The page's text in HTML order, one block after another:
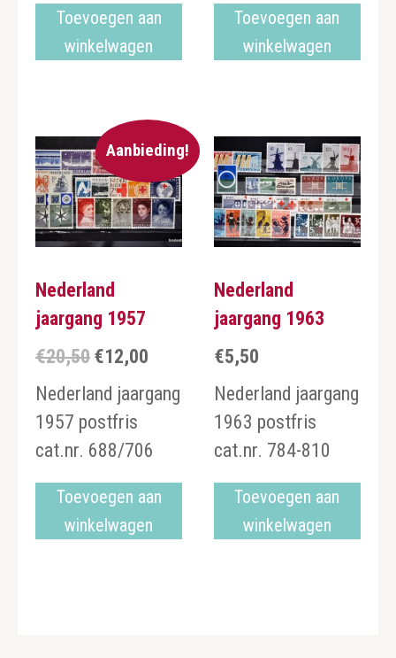
Toevoegen aan
winkelwagen
Toevoegen aan
winkelwagen
Aanbieding!
Nederland
jaargang 1957
€20,50 Oorspronkelijke
prijs
was:
€20,50.
€12,00
€12,00.
Nederland jaargang
1957 postfris
cat.nr. 688/706
Toevoegen aan
winkelwagen
Nederland
jaargang 1963
€5,50
Nederland jaargang
1963 postfris
cat.nr. 784-810
Toevoegen aan
winkelwagen